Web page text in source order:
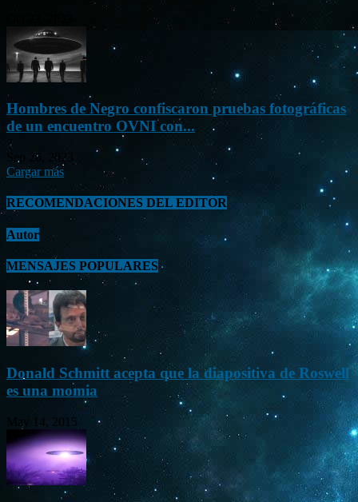
Hombres de Negro confiscaron pruebas fotográficas
de un encuentro OVNI con...
Sep 26, 2023
Cargar más
RECOMENDACIONES DEL EDITOR
Autor
MENSAJES POPULARES
Donald Schmitt acepta que la diapositiva de Roswell
es una momia
May 14, 2015